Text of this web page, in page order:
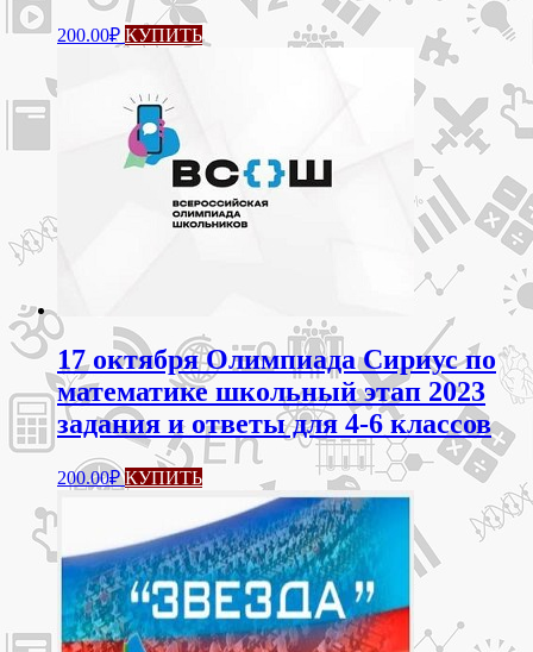
200.00₽ КУПИТЬЭтот
товар
можно
выбрать
на
странице
17 октября Олимпиада Сириус по
математике школьный этап 2023
задания и ответы для 4-6 классов
200.00₽ КУПИТЬЭтот
товар
имеет
несколько
вариаций.
Опции
можно
выбрать
на